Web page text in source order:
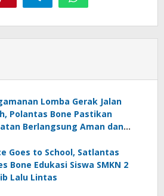
Lomba Gerak Jalan
Polantas Bone Pastikan
Berlangsung Aman dan
Goes to School, Satlantas
Bone Edukasi Siswa SMKN 2
Lalu Lintas